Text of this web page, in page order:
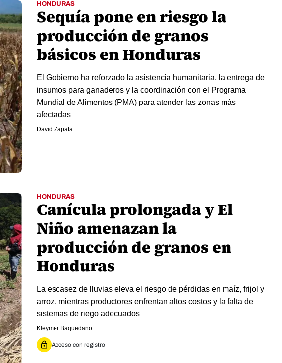
HONDURAS
Sequía pone en riesgo la
producción de granos
básicos en Honduras
El Gobierno ha reforzado la asistencia humanitaria, la entrega de
insumos para ganaderos y la coordinación con el Programa
Mundial de Alimentos (PMA) para atender las zonas más
afectadas
David Zapata
HONDURAS
Canícula prolongada y El
Niño amenazan la
producción de granos en
Honduras
La escasez de lluvias eleva el riesgo de pérdidas en maíz, frijol y
arroz, mientras productores enfrentan altos costos y la falta de
sistemas de riego adecuados
Kleymer Baquedano
Acceso con registro